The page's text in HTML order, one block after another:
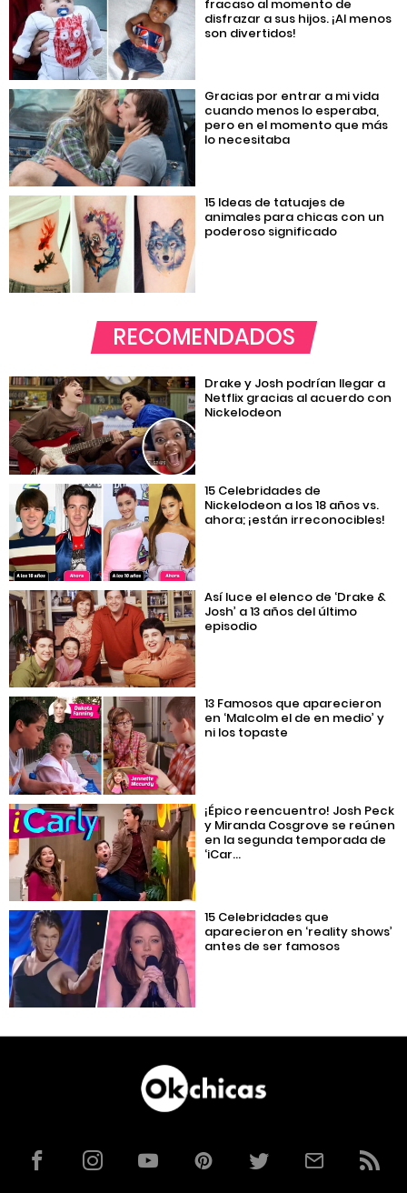
fracaso al momento de
disfrazar a sus hijos. ¡Al menos
son divertidos!
Gracias por entrar a mi vida
cuando menos lo esperaba,
pero en el momento que más
lo necesitaba
15 Ideas de tatuajes de
animales para chicas con un
poderoso significado
RECOMENDADOS
Drake y Josh podrían llegar a
Netflix gracias al acuerdo con
Nickelodeon
15 Celebridades de
Nickelodeon a los 18 años vs.
ahora; ¡están irreconocibles!
Así luce el elenco de ‘Drake &
Josh’ a 13 años del último
episodio
13 Famosos que aparecieron
en ‘Malcolm el de en medio’ y
ni los topaste
¡Épico reencuentro! Josh Peck
y Miranda Cosgrove se reúnen
en la segunda temporada de
‘iCar...
15 Celebridades que
aparecieron en ‘reality shows’
antes de ser famosos
FacebookInstagramYouTubePinterestTwitterCorreoRSS